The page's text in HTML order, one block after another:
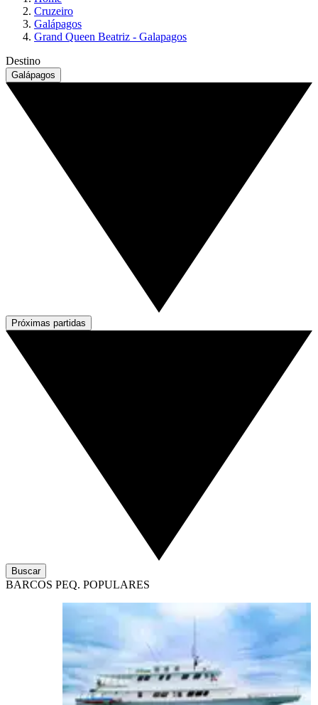
Cruzeiro
Galápagos
Grand Queen Beatriz - Galapagos
Destino
Galápagos
Próximas partidas
Buscar
BARCOS PEQ. POPULARES